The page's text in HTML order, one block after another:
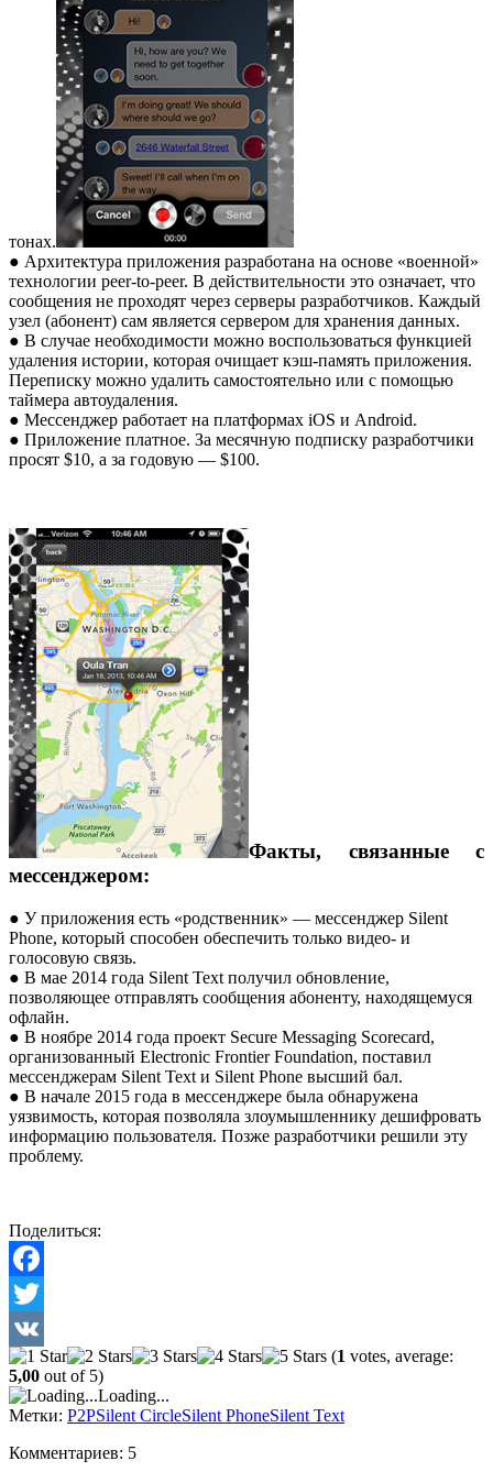
тонах.
● Архитектура приложения разработана на основе «военной»
технологии peer-to-peer. В действительности это означает, что
сообщения не проходят через серверы разработчиков. Каждый
узел (абонент) сам является сервером для хранения данных.
● В случае необходимости можно воспользоваться функцией
удаления истории, которая очищает кэш-память приложения.
Переписку можно удалить самостоятельно или с помощью
таймера автоудаления.
● Мессенджер работает на платформах iOS и Android.
● Приложение платное. За месячную подписку разработчики
просят $10, а за годовую — $100.
Факты, связанные с
мессенджером:
● У приложения есть «родственник» — мессенджер Silent
Phone, который способен обеспечить только видео- и
голосовую связь.
● В мае 2014 года Silent Text получил обновление,
позволяющее отправлять сообщения абоненту, находящемуся
офлайн.
● В ноябре 2014 года проект Secure Messaging Scorecard,
организованный Electronic Frontier Foundation, поставил
мессенджерам Silent Text и Silent Phone высший бал.
● В начале 2015 года в мессенджере была обнаружена
уязвимость, которая позволяла злоумышленнику дешифровать
информацию пользователя. Позже разработчики решили эту
проблему.
Поделиться:
Facebook
Twitter
VK
(1 votes, average:
5,00 out of 5)
Loading...
Метки: P2PSilent CircleSilent PhoneSilent Text
Комментариев: 5